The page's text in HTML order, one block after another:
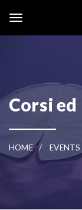
Corsi
HOME EVENTS